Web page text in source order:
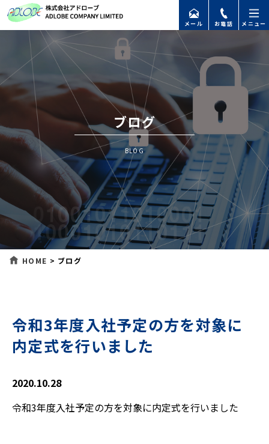
メール お電話 メニュー
ブログ
BLOG
HOME > ブログ
令和3年度入社予定の方を対象に
内定式を行いました
2020.10.28
令和3年度入社予定の方を対象に内定式を行いました